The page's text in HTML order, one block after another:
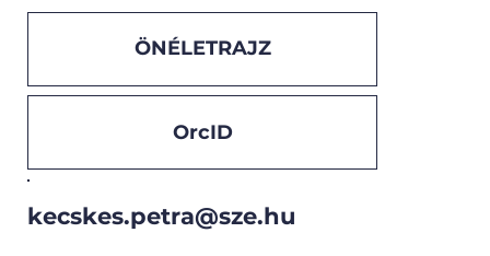
ÖNÉLETRAJZ
kecskes.petra@sze.hu
OrcID